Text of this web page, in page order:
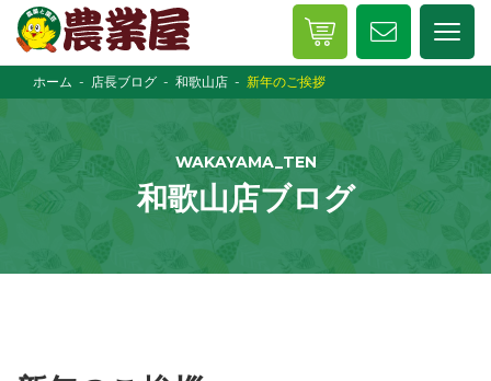
ホーム 店長ブログ 和歌山店 新年のご挨拶
WAKAYAMA_TEN
和歌山店ブログ